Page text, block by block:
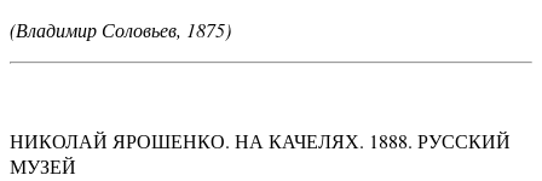
(Владимир Соловьев, 1875)
НИКОЛАЙ ЯРОШЕНКО. НА КАЧЕЛЯХ. 1888. РУССКИЙ
МУЗЕЙ